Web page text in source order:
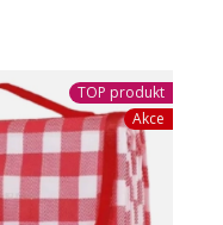
TOP produkt
Akce